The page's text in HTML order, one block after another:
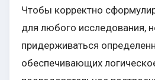
Чтобы корректно
для любого исследования,
придерживаться
обеспечивающих